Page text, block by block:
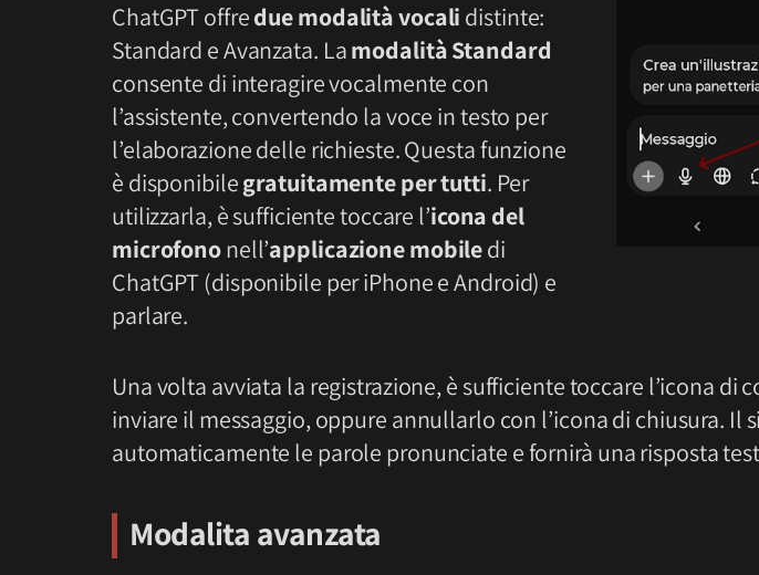
ChatGPT offredue modalità vocali distinte:
Standard e Avanzata. Lamodalità Standard
consente di interagire vocalmente con
l’assistente, convertendo la voce in testo per
l’elaborazione delle richieste. Questa funzione
è disponibilegratuitamente per tutti. Per
utilizzarla, è sufficiente toccare l’icona del
microfononell’applicazione mobiledi
ChatGPT (disponibile per iPhone e Android) e
parlare.
Una volta avviata la registrazione, è sufficiente toccare l’icona di
inviare il messaggio, oppure annullarlo con l’icona di chiusura. Il
automaticamente le parole pronunciate e fornirà una risposta
Modalita avanzata